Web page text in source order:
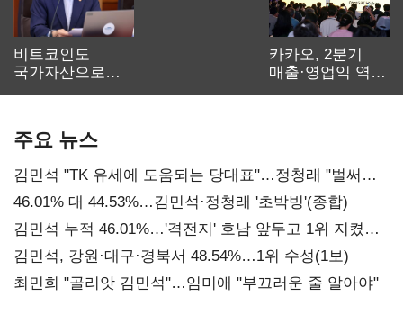
비트코인도
국가자산으로…'
카카오, 2분기
매출·영업익 역대
주요 뉴스
김민석 "TK 유세에 도움되는 당대표"…정청래 "벌써
대표된 양 당직 배분"
46.01% 대 44.53%…김민석·정청래 '초박빙'(종합)
김민석 누적 46.01%…'격전지' 호남 앞두고 1위 지켰다
(2보)
김민석, 강원·대구·경북서 48.54%…1위 수성(1보)
최민희 "골리앗 김민석"…임미애 "부끄러운 줄 알아야"